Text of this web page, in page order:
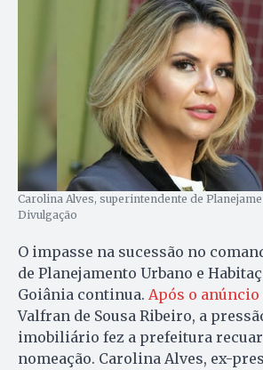
Carolina Alves, superintendente de
Divulgação
O impasse na sucessão no
de Planejamento Urbano e
Goiânia continua. Após o anúncio
Valfran de Sousa Ribeiro, a
imobiliário fez a prefeitura recuar
nomeação. Carolina Alves, ex-